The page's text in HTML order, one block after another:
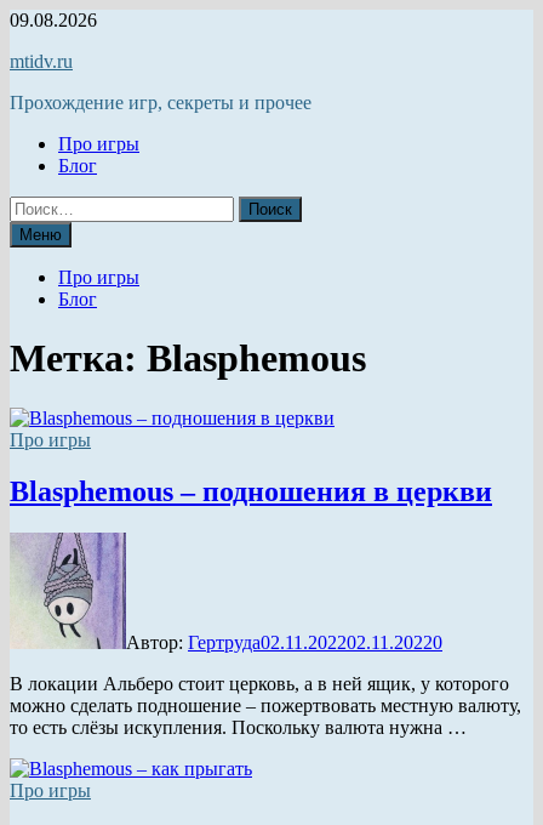
Перейти
содержимому
09.08.2026
mtidv.ru
Прохождение игр, секреты и прочее
Про игры
Блог
Найти:
Меню
Про игры
Блог
Метка: Blasphemous
Про игры
Blasphemous – подношения в церкви
Автор: Гертруда02.11.202202.11.20220
В локации Альберо стоит церковь, а в ней ящик, у которого
можно сделать подношение – пожертвовать местную валюту,
то есть слёзы искупления. Поскольку валюта нужна …
Про игры